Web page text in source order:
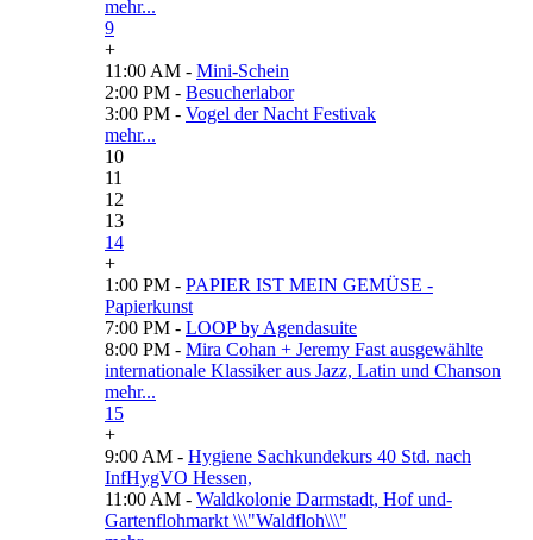
mehr...
9
+
11:00 AM - Mini-Schein
2:00 PM - Besucherlabor
3:00 PM - Vogel der Nacht Festivak
mehr...
10
11
12
13
14
+
1:00 PM - PAPIER IST MEIN GEMÜSE -
Papierkunst
7:00 PM - LOOP by Agendasuite
8:00 PM - Mira Cohan + Jeremy Fast ausgewählte
internationale Klassiker aus Jazz, Latin und Chanson
mehr...
15
+
9:00 AM - Hygiene Sachkundekurs 40 Std. nach
InfHygVO Hessen,
11:00 AM - Waldkolonie Darmstadt, Hof und-
Gartenflohmarkt \\\"Waldfloh\\\"